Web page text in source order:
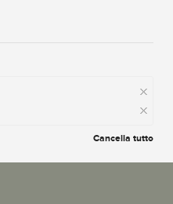
Cancella tutto